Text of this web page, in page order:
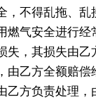
，不得乱拖、乱
燃气安全进行经
失，其损失由乙
由乙方全额赔偿
乙方负责处理，